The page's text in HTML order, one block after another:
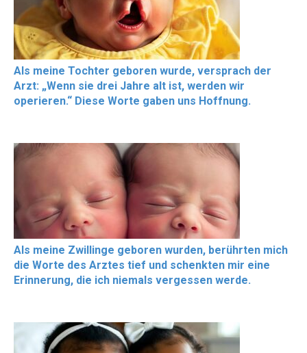
Als meine Tochter geboren wurde, versprach der
Arzt: „Wenn sie drei Jahre alt ist, werden wir
operieren.“ Diese Worte gaben uns Hoffnung.
Als meine Zwillinge geboren wurden, berührten mich
die Worte des Arztes tief und schenkten mir eine
Erinnerung, die ich niemals vergessen werde.